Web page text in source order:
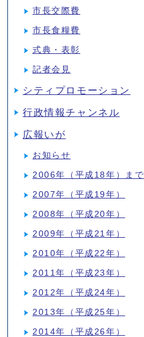
市長交際費
市長食糧費
式典・表彰
記者会見
シティプロモーション
行政情報チャンネル
広報いが
お知らせ
2006年（平成18年）まで
2007年（平成19年）
2008年（平成20年）
2009年（平成21年）
2010年（平成22年）
2011年（平成23年）
2012年（平成24年）
2013年（平成25年）
2014年（平成26年）